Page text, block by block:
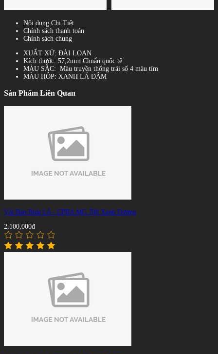
Nội dung Chi Tiết
Chính sách thanh toán
Chính sách chung
XUẤT XỨ: ĐÀI LOAN
Kích thước: 57,2mm Chuẩn quốc tế
MÀU SẮC: Màu truyền thống trái số 4 màu tím
MÀU HỘP: XANH LÁ ĐẬM
Sản Phẩm Liên Quan
Vải Bàn Bida Lỗ - CPBA MG 700 Xanh Dương
2,100,000đ